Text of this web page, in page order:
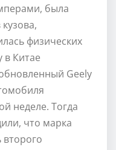
была
физических
в Китае
Geely
неделе. Тогда
что марка